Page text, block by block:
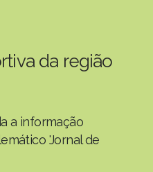
da região
a informação
'Jornal de